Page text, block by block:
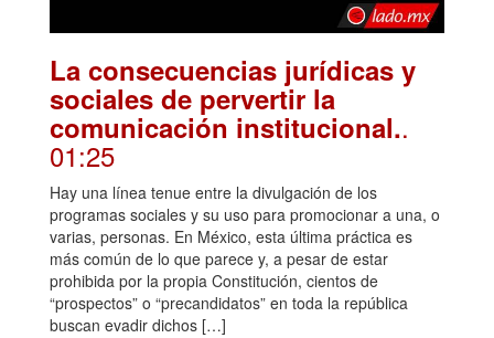
La consecuencias jurídicas y
sociales de pervertir la
comunicación institucional..
01:25
Hay una línea tenue entre la divulgación de los
programas sociales y su uso para promocionar a una, o
varias, personas. En México, esta última práctica es
más común de lo que parece y, a pesar de estar
prohibida por la propia Constitución, cientos de
“prospectos” o “precandidatos” en toda la república
buscan evadir dichos […]